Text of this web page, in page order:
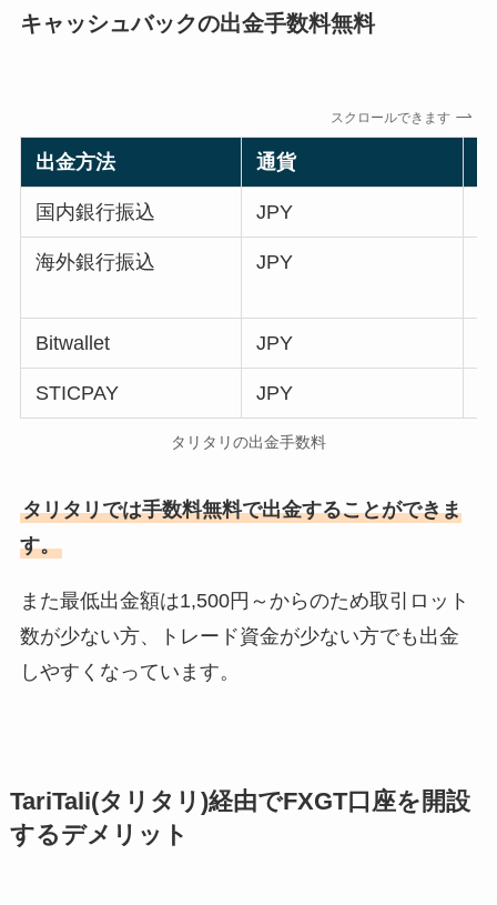
キャッシュバックの出金手数料無料
スクロールできます
出金方法 通貨
国内銀行振込 JPY
海外銀行振込 JPY
Bitwallet JPY
STICPAY JPY
タリタリの出金手数料
タリタリでは手数料無料で出金することができま
す。
また最低出金額は1,500円～からのため取引ロット
数が少ない方、トレード資金が少ない方でも出金
しやすくなっています。
TariTali(タリタリ)経由でFXGT口座を開設
するデメリット